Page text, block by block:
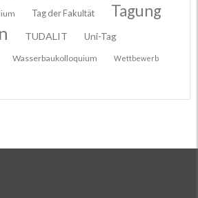
Tag der Fakultät Tagung
TUDALIT Uni-Tag
Wasserbaukolloquium Wettbewerb